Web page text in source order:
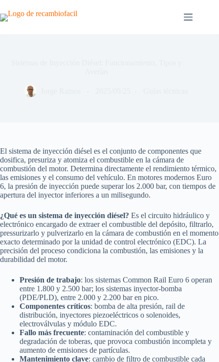
al
contenido
El sistema de inyección diésel es el conjunto de componentes que
dosifica, presuriza y atomiza el combustible en la cámara de
combustión del motor. Determina directamente el rendimiento térmico,
las emisiones y el consumo del vehículo. En motores modernos Euro
6, la presión de inyección puede superar los 2.000 bar, con tiempos de
apertura del inyector inferiores a un milisegundo.
¿Qué es un sistema de inyección diésel? Es el circuito hidráulico y
electrónico encargado de extraer el combustible del depósito, filtrarlo,
pressurizarlo y pulverizarlo en la cámara de combustión en el momento
exacto determinado por la unidad de control electrónico (EDC). La
precisión del proceso condiciona la combustión, las emisiones y la
durabilidad del motor.
Presión de trabajo: los sistemas Common Rail Euro 6 operan
entre 1.800 y 2.500 bar; los sistemas inyector-bomba
(PDE/PLD), entre 2.000 y 2.200 bar en pico.
Componentes críticos: bomba de alta presión, rail de
distribución, inyectores piezoeléctricos o solenoides,
electroválvulas y módulo EDC.
Fallo más frecuente: contaminación del combustible y
degradación de toberas, que provoca combustión incompleta y
aumento de emisiones de partículas.
Mantenimiento clave: cambio de filtro de combustible cada